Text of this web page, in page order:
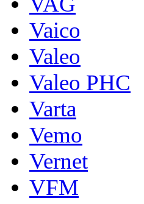
Vaico
Valeo
Valeo PHC
Varta
Vemo
Vernet
VFM